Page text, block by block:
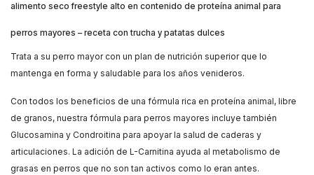
alimento seco freestyle alto en contenido de proteína animal para
perros mayores – receta con trucha y patatas dulces
Trata a su perro mayor con un plan de nutrición superior que lo
mantenga en forma y saludable para los años venideros.
Con todos los beneficios de una fórmula rica en proteína animal, libre
de granos, nuestra fórmula para perros mayores incluye también
Glucosamina y Condroitina para apoyar la salud de caderas y
articulaciones. La adición de L-Carnitina ayuda al metabolismo de
grasas en perros que no son tan activos como lo eran antes.